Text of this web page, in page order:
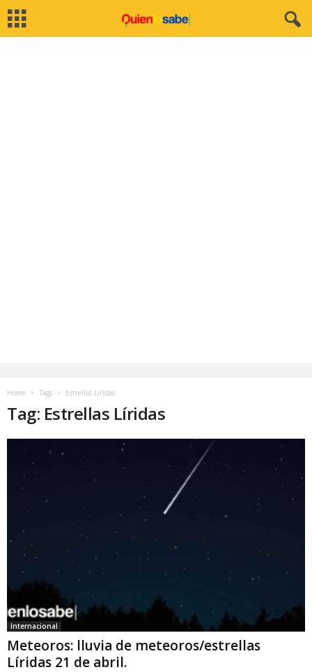
Home Tags Estrellas Líridas
Tag: Estrellas Líridas
Internacional
Meteoros: lluvia de meteoros/estrellas
Líridas 21 de abril.